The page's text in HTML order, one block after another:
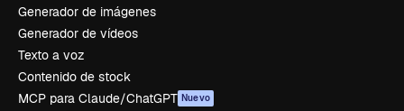
Generador de imágenes
Generador de vídeos
Texto a voz
Contenido de stock
MCP para Claude/ChatGPT Nuevo